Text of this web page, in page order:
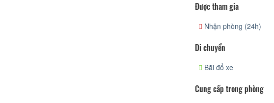
Được tham gia
Nhận phòng (24h)
Di chuyển
Bãi đổ xe
Cung cấp trong phòng